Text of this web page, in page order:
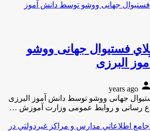
فستیوال جهانی ووشو
البرزی
person
جهانی ووشو توسط دانش آموز البرزی
رسانی و روابط عمومی وزارت آموزش …